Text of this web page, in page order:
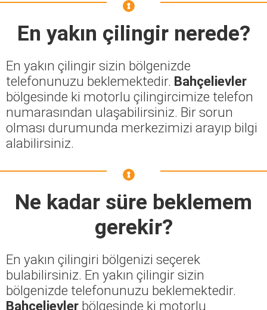
En yakın çilingir nerede?
En yakın çilingir sizin bölgenizde
telefonunuzu beklemektedir. Bahçelievler
bölgesinde ki motorlu çilingircimize telefon
numarasından ulaşabilirsiniz. Bir sorun
olması durumunda merkezimizi arayıp bilgi
alabilirsiniz.
Ne kadar süre beklemem
gerekir?
En yakın çilingiri bölgenizi seçerek
bulabilirsiniz. En yakın çilingir sizin
bölgenizde telefonunuzu beklemektedir.
Bahçelievler bölgesinde ki motorlu